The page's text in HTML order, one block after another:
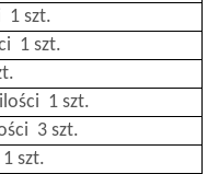
1 szt.
1 szt.
1 szt.
3 szt.
szt.